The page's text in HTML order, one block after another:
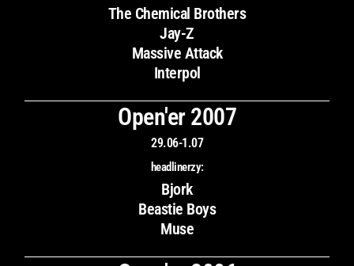
The Chemical Brothers
Jay-Z
Massive Attack
Interpol
Open'er 2007
29.06-1.07
headlinerzy:
Bjork
Beastie Boys
Muse